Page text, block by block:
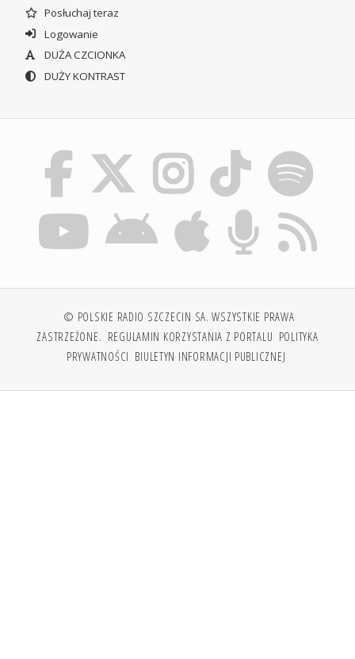
Posłuchaj teraz
Logowanie
DUŻA CZCIONKA
DUŻY KONTRAST
© POLSKIE RADIO SZCZECIN SA. WSZYSTKIE PRAWA
ZASTRZEŻONE. REGULAMIN KORZYSTANIA Z PORTALU POLITYKA
PRYWATNOŚCI BIULETYN INFORMACJI PUBLICZNEJ